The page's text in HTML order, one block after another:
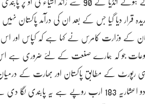
قرار دیا گیا جس کے بعد ان کی درآمد پاکستان
کے وزارت کامرس نے کہا ہے کہ کپاس اور
جو کہ ہمارے صنعت کے لئے ضروری ہے اس
رپورٹ کے مطابق پاکستان اور بھارت کے
حجم دو اعشاریہ 183 ارب روپے ہے یہ پابندی